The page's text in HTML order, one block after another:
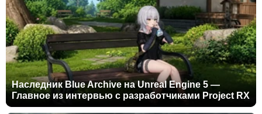
Наследник Blue Archive на Unreal Engine 5 —
Главное из интервью с разработчиками Project RX